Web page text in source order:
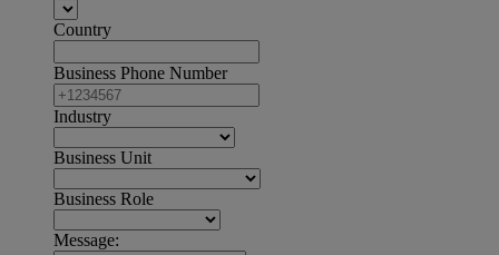
Country
Business Phone Number
Industry
Business Unit
Business Role
Message: